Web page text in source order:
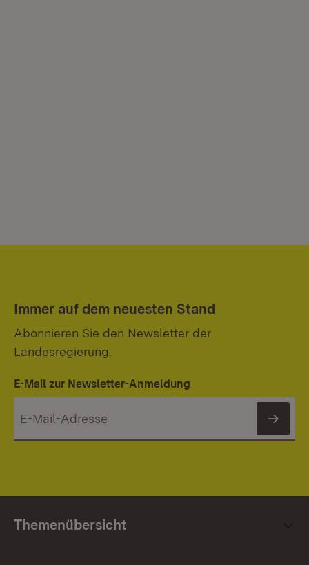
Immer auf dem neuesten Stand
Abonnieren Sie den Newsletter der
Landesregierung.
E-Mail zur Newsletter-Anmeldung
Themenübersicht